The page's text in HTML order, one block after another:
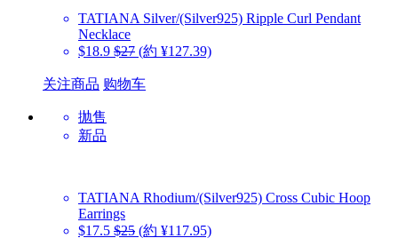
TATIANA Silver/(Silver925) Ripple Curl Pendant
Necklace
$18.9 $27 (約 ¥127.39)
关注商品 购物车
抛售
新品
TATIANA Rhodium/(Silver925) Cross Cubic Hoop
Earrings
$17.5 $25 (約 ¥117.95)